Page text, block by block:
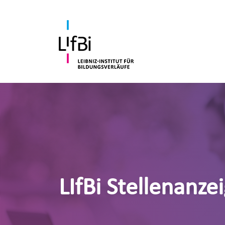
LIfBi